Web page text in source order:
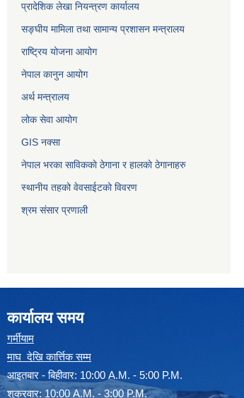
प्रादेशिक लेखा नियन्त्रण कार्यालय
सङ्‍घीय मामिला तथा सामान्य प्रशासन मन्त्रालय
राष्ट्रिय योजना आयोग
नेपाल कानुन आयोग
अर्थ मन्त्रालय
लोक सेवा आयोग
GIS नक्सा
नेपाल भरका साविककाे ठेगाना र हालकाे ठेगानाहरु
स्थानीय तहको वेवसाईटको विवरण
श्रम संसार प्रणाली
कार्यालय समय
गर्मीयाम
माघ देखि कार्त्तिक सम्म
आइतबार - बिहीवार: 10:00 A.M. - 5:00 P.M.
शुक्रवार: 10:00 A.M. - 3:00 P.M.